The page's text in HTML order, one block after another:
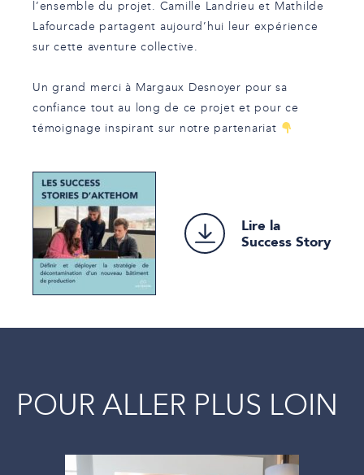
l’ensemble du projet. Camille Landrieu et Mathilde
Lafourcade partagent aujourd’hui leur expérience
sur cette aventure collective.
Un grand merci à Margaux Desnoyer pour sa
confiance tout au long de ce projet et pour ce
témoignage inspirant sur notre partenariat
Lire la
Success Story
POUR ALLER PLUS LOIN